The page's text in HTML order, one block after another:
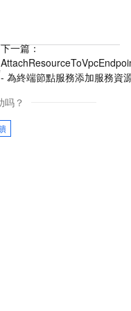
下一篇：
- 為終端節點服務添加服務資
吗？